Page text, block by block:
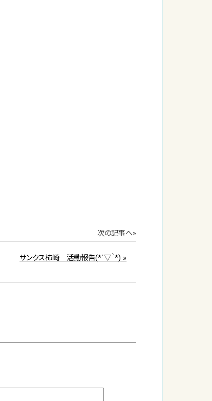
次の記事へ»
サンクス柿崎 活動報告(*´▽｀*) »